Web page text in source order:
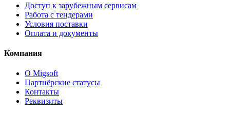
Доступ к зарубежным сервисам
Работа с тендерами
Условия поставки
Оплата и документы
Компания
О Migsoft
Партнёрские статусы
Контакты
Реквизиты